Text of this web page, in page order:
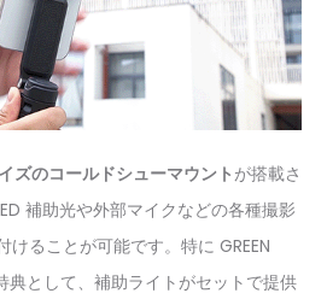
ズのコールドシューマウントが搭載さ
補助光や外部マイクなどの各種撮影
けることが可能です。特に GREEN
典として、補助ライトがセットで提供